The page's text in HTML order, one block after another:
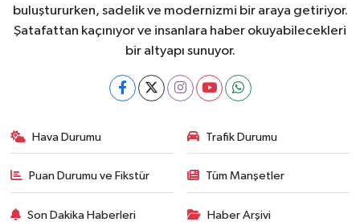
buluştururken, sadelik ve modernizmi bir araya getiriyor.
Şatafattan kaçınıyor ve insanlara haber okuyabilecekleri
bir altyapı sunuyor.
Hava Durumu Trafik Durumu
Puan Durumu ve Fikstür Tüm Manşetler
Son Dakika Haberleri Haber Arşivi